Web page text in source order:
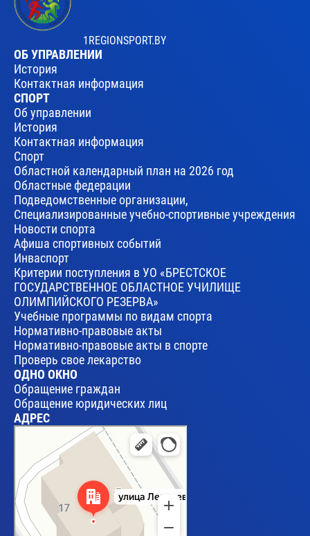
1REGIONSPORT.BY
ОБ УПРАВЛЕНИИ
История
Контактная информация
СПОРТ
Об управлении
История
Контактная информация
Спорт
Областной календарный план на 2026 год
Областные федерации
Подведомственные организации,
Специализированные учебно-спортивные учреждения
Новости спорта
Афиша спортивных событий
Инваспорт
Критерии поступления в УО «БРЕСТСКОЕ
ГОСУДАРСТВЕННОЕ ОБЛАСТНОЕ УЧИЛИЩЕ
ОЛИМПИЙСКОГО РЕЗЕРВА»
Учебные программы по видам спорта
Нормативно-правовые акты
Нормативно-правовые акты в спорте
Проверь свое лекарство
ОДНО ОКНО
Обращение граждан
Обращение юридических лиц
АДРЕС
Брест
Улица Леваневского, 17 — Яндекс Карты